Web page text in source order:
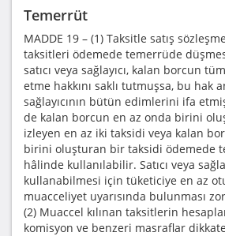
Temerrüt
MADDE 19 – (1) Taksitle satış
taksitleri ödemede temerrüde
satıcı veya sağlayıcı, kalan borcun
etme hakkını saklı tutmuşsa, bu hak
sağlayıcının bütün edimlerini ifa
de kalan borcun en az onda birini
izleyen en az iki taksidi veya kalan
birini oluşturan bir taksidi ödemede
hâlinde kullanılabilir. Satıcı veya
kullanabilmesi için tüketiciye en az
muacceliyet uyarısında bulunması
(2) Muaccel kılınan taksitlerin
komisyon ve benzeri masraflar